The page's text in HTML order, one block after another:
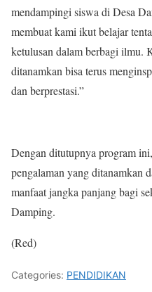
mendampingi siswa di Desa
membuat kami ikut belajar
ketulusan dalam berbagi ilmu.
ditanamkan bisa terus
dan berprestasi.”
Dengan ditutupnya program
pengalaman yang ditanamkan
manfaat jangka panjang bagi
Damping.
(Red)
Categories: PENDIDIKAN